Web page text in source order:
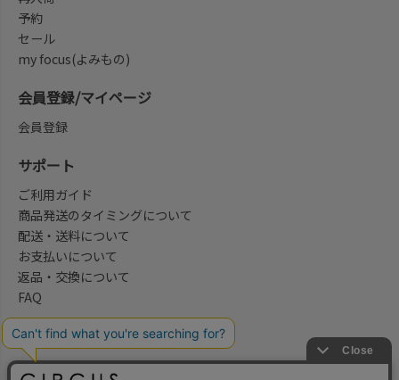
会社概要/お問合せ先
予約
セール
my focus(よみもの)
会員登録/マイページ
会員登録
サポート
ご利用ガイド
商品発送のタイミングについて
配送・送料について
お支払いについて
返品・交換について
FAQ